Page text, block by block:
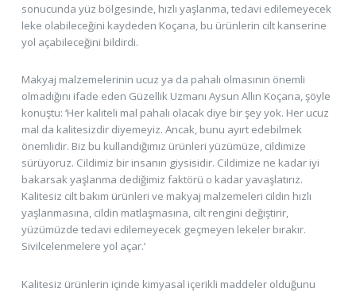
sonucunda yüz bölgesinde, hızlı yaşlanma, tedavi edilemeyecek
leke olabileceğini kaydeden Koçana, bu ürünlerin cilt kanserine
yol açabileceğini bildirdi.
Makyaj malzemelerinin ucuz ya da pahalı olmasının önemli
olmadığını ifade eden Güzellik Uzmanı Aysun Allın Koçana, şöyle
konuştu: ‘Her kaliteli mal pahalı olacak diye bir şey yok. Her ucuz
mal da kalitesizdir diyemeyiz. Ancak, bunu ayırt edebilmek
önemlidir. Biz bu kullandığımız ürünleri yüzümüze, cildimize
sürüyoruz. Cildimiz bir insanın giysisidir. Cildimize ne kadar iyi
bakarsak yaşlanma dediğimiz faktörü o kadar yavaşlatırız.
Kalitesiz cilt bakım ürünleri ve makyaj malzemeleri cildin hızlı
yaşlanmasına, cildin matlaşmasına, cilt rengini değiştirir,
yüzümüzde tedavi edilemeyecek geçmeyen lekeler bırakır.
Sivilcelenmelere yol açar.’
Kalitesiz ürünlerin içinde kimyasal içerikli maddeler olduğunu